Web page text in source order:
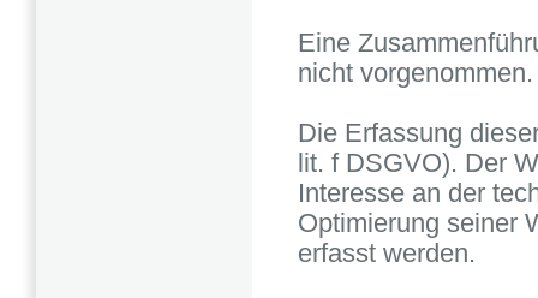
Eine
nicht vorgenommen.
Die Erfassung
lit. f DSGVO). Der
Interesse an der
Optimierung seiner
erfasst werden.